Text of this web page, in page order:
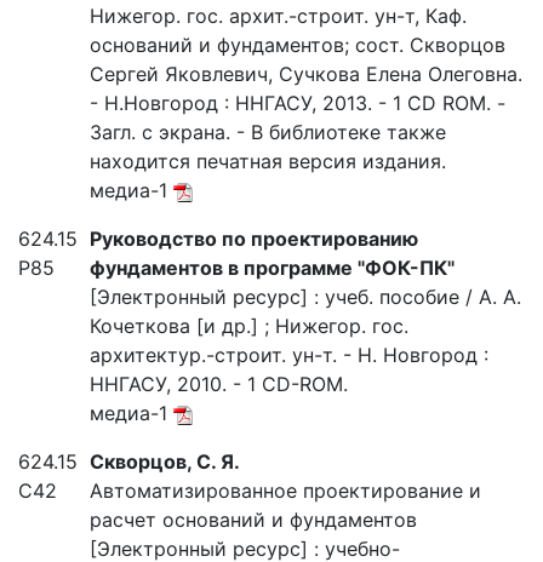
Нижегор. гос. архит.-строит. ун-т, Каф.
оснований и фундаментов; сост. Скворцов
Сергей Яковлевич, Сучкова Елена Олеговна.
- Н.Новгород : ННГАСУ, 2013. - 1 CD ROM. -
Загл. с экрана. - В библиотеке также
находится печатная версия издания.
медиа-1
624.15
Р85
Руководство по проектированию
фундаментов в программе "ФОК-ПК"
[Электронный ресурс] : учеб. пособие / А. А.
Кочеткова [и др.] ; Нижегор. гос.
архитектур.-строит. ун-т. - Н. Новгород :
ННГАСУ, 2010. - 1 CD-ROM.
медиа-1
624.15
С42
Скворцов, С. Я.
Автоматизированное проектирование и
расчет оснований и фундаментов
[Электронный ресурс] : учебно-